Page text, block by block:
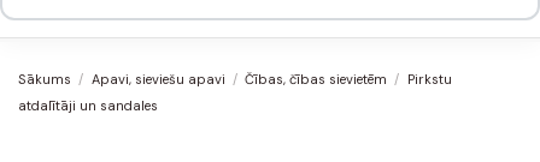
Sākums Apavi, sieviešu apavi Čības, čības sievietēm
Pirkstu
atdalītāji un sandales